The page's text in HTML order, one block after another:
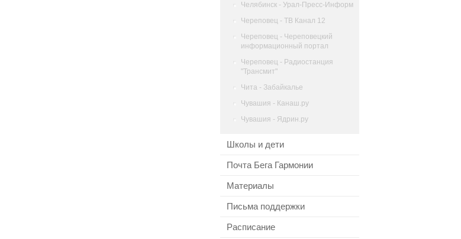
Челябинск - Урал-Пресс-Информ
Череповец - ТВ Канал 12
Череповец - Череповецкий
информационный портал
Череповец - Радиостанция
"Трансмит"
Чита - Забайкалье
Чувашия - Канаш.ру
Чувашия - Ядрин.ру
Школы и дети
Почта Бега Гармонии
Материалы
Письма поддержки
Расписание